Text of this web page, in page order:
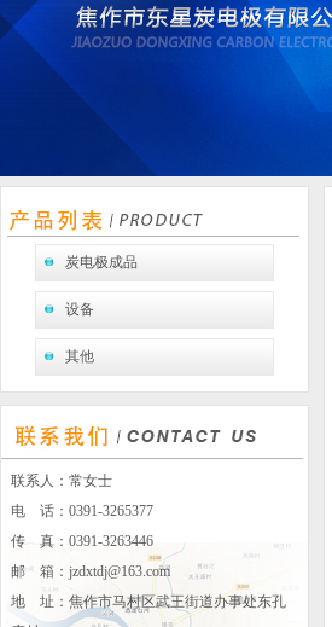
炭电极成品
设备
其他
联系人：常女士
电 话：0391-3265377
传 真：0391-3263446
邮 箱： jzdxtdj@163.com
地 址：焦作市马村区武王街道办事处东孔